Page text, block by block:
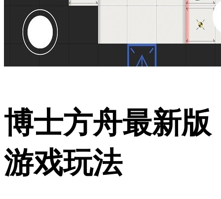
博士方舟最新版
游戏玩法